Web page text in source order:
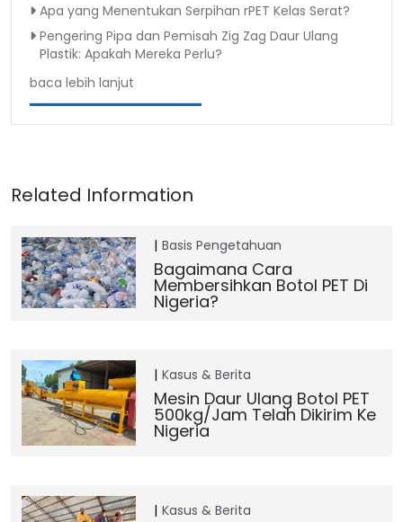
Apa yang Menentukan Serpihan rPET Kelas Serat?
Pengering Pipa dan Pemisah Zig Zag Daur Ulang
Plastik: Apakah Mereka Perlu?
baca lebih lanjut
Basis Pengetahuan
Bagaimana Cara
Membersihkan Botol PET Di
Nigeria?
Kasus & Berita
Mesin Daur Ulang Botol PET
500kg/jam Telah Dikirim Ke
Nigeria
Kasus & Berita